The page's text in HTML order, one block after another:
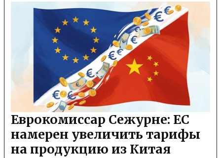
Еврокомиссар Сежурне: ЕС
намерен увеличить тарифы
на продукцию из Китая